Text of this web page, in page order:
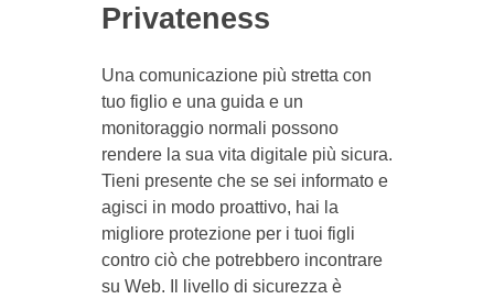
Privateness
Una comunicazione più stretta con
tuo figlio e una guida e un
monitoraggio normali possono
rendere la sua vita digitale più sicura.
Tieni presente che se sei informato e
agisci in modo proattivo, hai la
migliore protezione per i tuoi figli
contro ciò che potrebbero incontrare
su Web. Il livello di sicurezza è